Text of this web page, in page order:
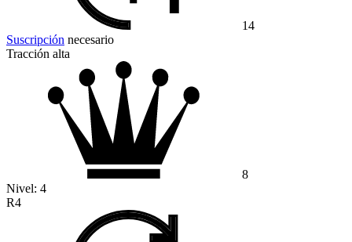
14
Suscripción necesario
Tracción alta
8
Nivel: 4
R4